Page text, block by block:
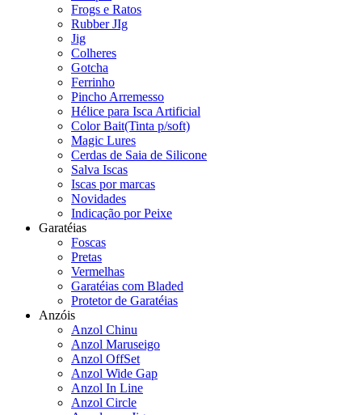
Frogs e Ratos
Rubber JIg
Jig
Colheres
Gotcha
Ferrinho
Pincho Arremesso
Hélice para Isca Artificial
Color Bait(Tinta p/soft)
Magic Lures
Cerdas de Saia de Silicone
Salva Iscas
Iscas por marcas
Novidades
Indicação por Peixe
Garatéias
Foscas
Pretas
Vermelhas
Garatéias com Bladed
Protetor de Garatéias
Anzóis
Anzol Chinu
Anzol Maruseigo
Anzol OffSet
Anzol Wide Gap
Anzol In Line
Anzol Circle